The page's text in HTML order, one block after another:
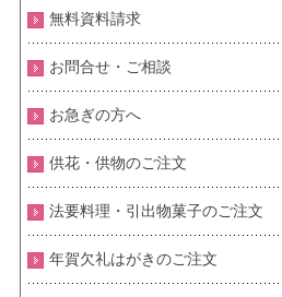
無料資料請求
お問合せ・ご相談
お急ぎの方へ
供花・供物のご注文
法要料理・引出物菓子のご注文
年賀欠礼はがきのご注文